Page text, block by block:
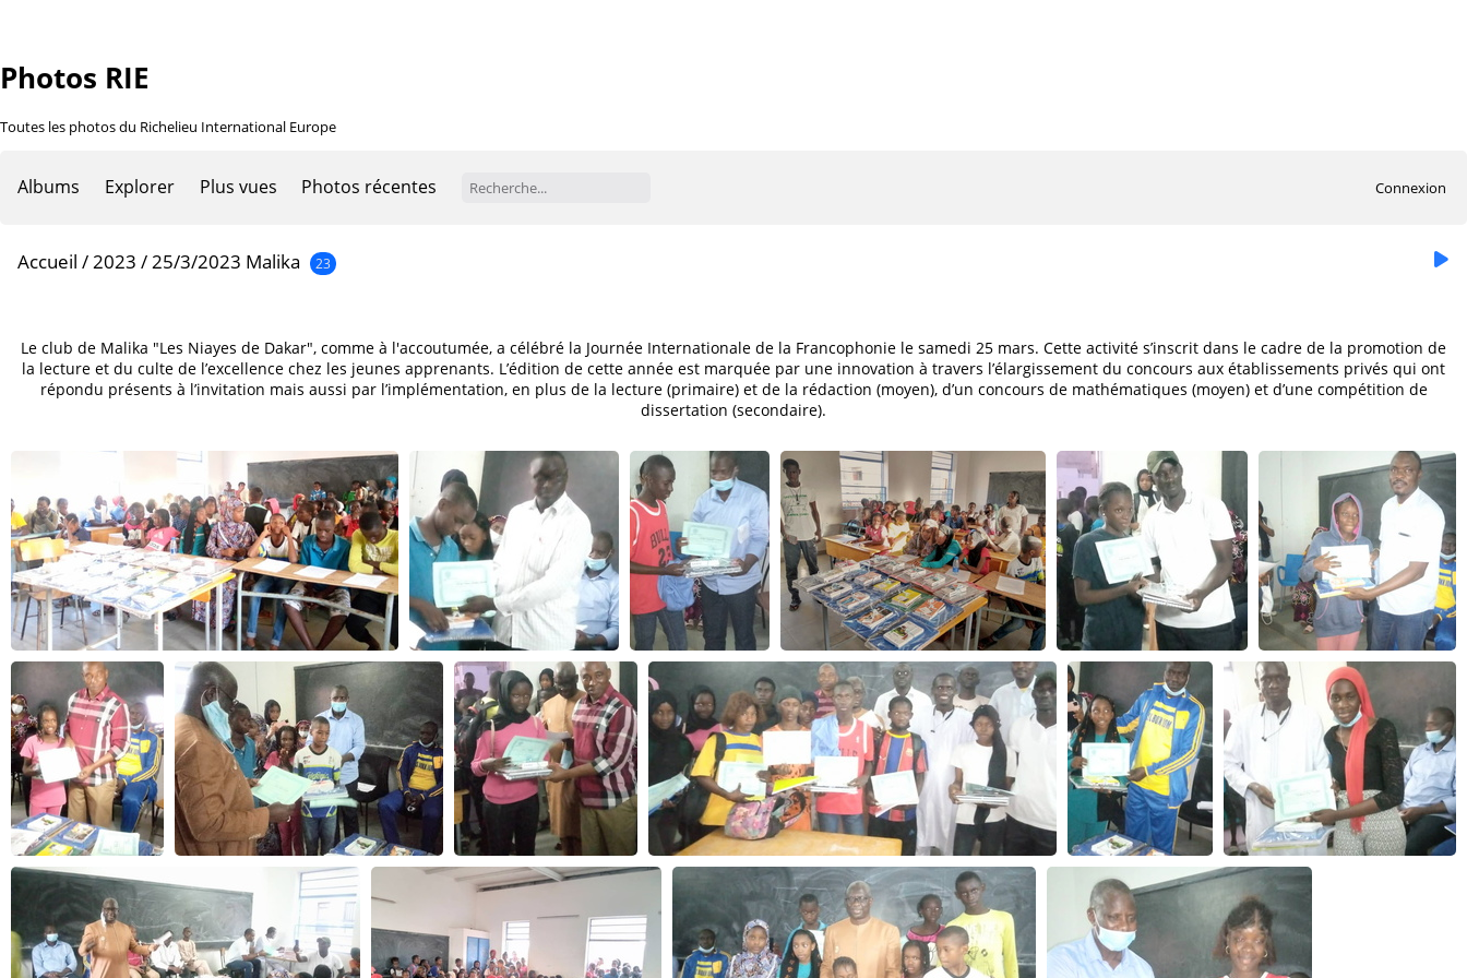
Photos RIE
Toutes les photos du Richelieu International Europe
Albums Explorer Plus vues Photos récentes Connexion
Accueil /2023 /25/3/2023 Malika 23
Le club de Malika "Les Niayes de Dakar", comme à l'accoutumée, a célébré la Journée Internationale de la Francophonie le samedi 25 mars. Cette activité s’inscrit dans le cadre de la promotion de
la lecture et du culte de l’excellence chez les jeunes apprenants. L’édition de cette année est marquée par une innovation à travers l’élargissement du concours aux établissements privés qui ont
répondu présents à l’invitation mais aussi par l’implémentation, en plus de la lecture (primaire) et de la rédaction (moyen), d’un concours de mathématiques (moyen) et d’une compétition de
dissertation (secondaire).